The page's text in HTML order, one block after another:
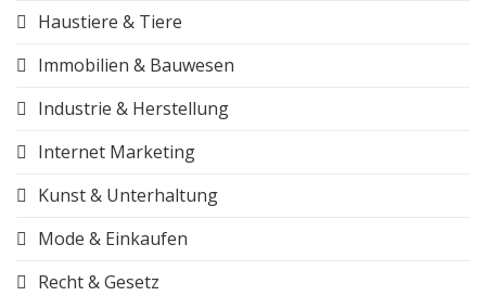
Haustiere & Tiere
Immobilien & Bauwesen
Industrie & Herstellung
Internet Marketing
Kunst & Unterhaltung
Mode & Einkaufen
Recht & Gesetz